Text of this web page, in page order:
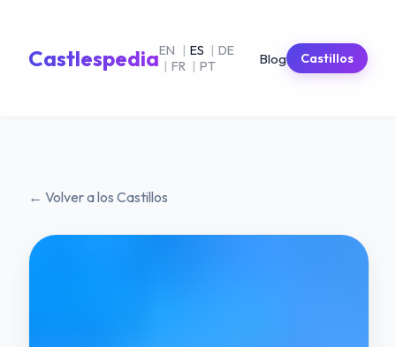
CastlespediaEN | ES | DE
| FR | PT Blog Castillos
← Volver a los Castillos